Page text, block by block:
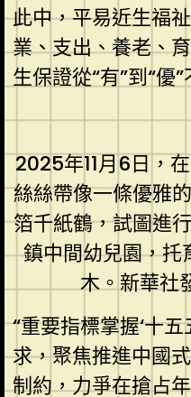
此中，平易近生福
業、支出、養老、
生保證從“有”到“優
2025年11月6日，
絲絲帶像一條優雅
箔千紙鶴，試圖進
鎮中間幼兒園，托
木。新華社
“重要指標掌握‘十
求，聚焦推進中國
制約，力爭在搶占